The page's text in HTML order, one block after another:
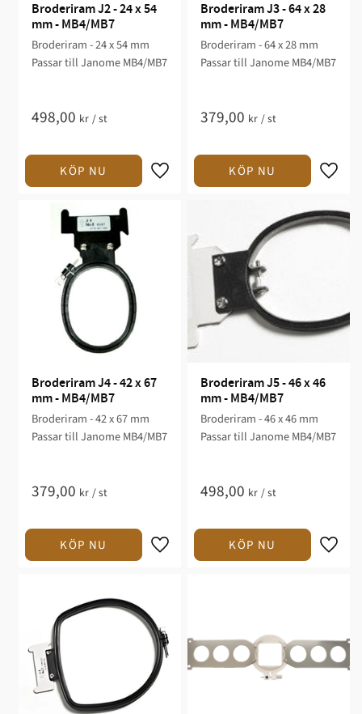
Broderiram J2 - 24 x 54
mm - MB4/MB7
Broderiram - 24 x 54 mm
Passar till Janome MB4/MB7
498,00 kr /st
Broderiram J3 - 64 x 28
mm - MB4/MB7
Broderiram - 64 x 28 mm
Passar till Janome MB4/MB7
379,00 kr /st
Broderiram J4 - 42 x 67
mm - MB4/MB7
Broderiram - 42 x 67 mm
Passar till Janome MB4/MB7
379,00 kr /st
Broderiram J5 - 46 x 46
mm - MB4/MB7
Broderiram - 46 x 46 mm
Passar till Janome MB4/MB7
498,00 kr /st